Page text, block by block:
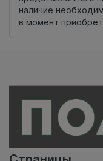
наличие
в момент